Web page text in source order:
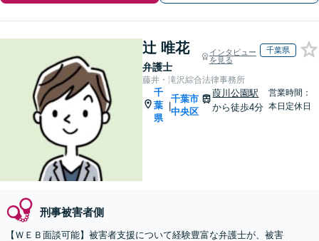
辻 唯花
弁護士
インタビュー
を見る
千葉県
藤井・滝沢綜合法律事務所
千
葉
県
|
千葉市
中央区
葭川公園駅
から徒歩4分
営業時間：
本日定休日
刑事被害者側
【ＷＥＢ面談可能】被害者支援について経験豊富な弁護士が、被害